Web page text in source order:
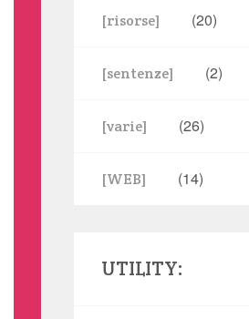
[risorse] (20)
[sentenze] (2)
[varie] (26)
[WEB] (14)
UTILITY: